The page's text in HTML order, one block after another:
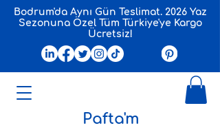
Pafta'm
Bodrum'da Aynı Gün Teslimat. 2026 Yaz
Sezonuna Özel Tüm Türkiye'ye Kargo
Ücretsiz!